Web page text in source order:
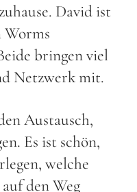
David ist
bringen viel
Netzwerk mit.
Austausch,
Es ist schön,
welche
den Weg